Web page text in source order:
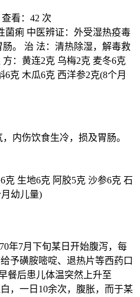
查看：42 次
菌痢 中医辨证：外受湿热疫毒
。 治 法：清热除湿，解毒救
：黄连2克 乌梅2克 麦冬6克
克 木瓜6克 西洋参2克(8个月
内伤饮食生冷，损及胃肠。
克 生地6克 阿胶5克 沙参6克 石
幼儿量)
年7月下旬某日开始腹泻，每
予磺胺嘧啶、退热片等西药口
餐后患儿体温突然上升至
，一日10余次，腹胀，而于某